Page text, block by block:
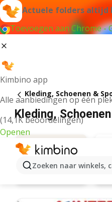
Actuele folders altijd
Toevoegen aan Chrome -
Kimbino app
Alle aanbiedingen op één
(14,1K beoordelingen)
Openen
Zoeken naar winkels,
Kleding, Schoenen &
Kleding,